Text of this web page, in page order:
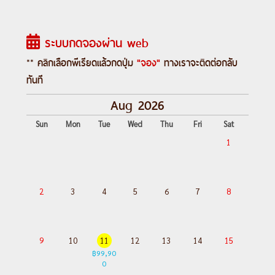
ระบบกดจองผ่าน web
** คลิกเลือกพีเรียดแล้วกดปุ่ม "จอง" ทางเราจะติดต่อกลับ
ทันที
Aug 2026
Sun Mon Tue Wed Thu Fri
Sat
1
2 3 4 5 6 7 8
9 10
11
฿99,90
0
12 13 14 15